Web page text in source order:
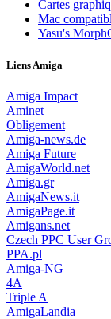
Cartes
Mac
Yasu's
Liens Amiga
Amiga Impact
Aminet
Obligement
Amiga-news.de
Amiga Future
AmigaWorld.net
Amiga.gr
AmigaNews.it
AmigaPage.it
Amigans.net
Czech PPC User
PPA.pl
Amiga-NG
4A
Triple A
AmigaLandia